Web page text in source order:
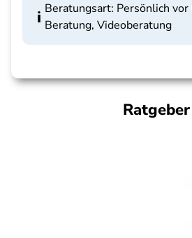
Beratungsart: Persönlich
Beratung, Videoberatung
Ratgeber